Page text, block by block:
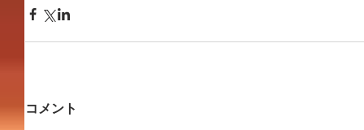
コメント